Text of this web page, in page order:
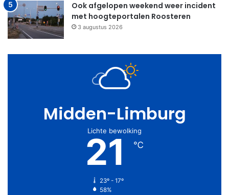
Ook afgelopen weekend weer incident
met hoogteportalen Roosteren
3 augustus 2026
Midden-Limburg
Lichte bewolking
21 ℃
23º - 17º
58%